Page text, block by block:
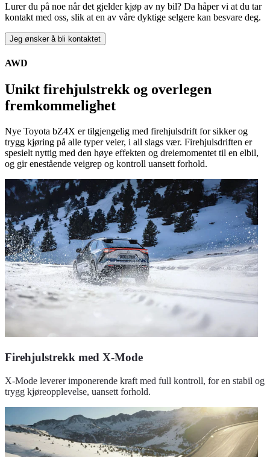
Lurer du på noe når det gjelder kjøp av ny bil? Da håper vi at du tar
kontakt med oss, slik at en av våre dyktige selgere kan besvare deg.
Jeg ønsker å bli kontaktet
AWD
Unikt firehjulstrekk og overlegen
fremkommelighet
Nye Toyota bZ4X er tilgjengelig med firehjulsdrift for sikker og
trygg kjøring på alle typer veier, i all slags vær. Firehjulsdriften er
spesielt nyttig med den høye effekten og dreiemomentet til en elbil,
og gir enestående veigrep og kontroll uansett forhold.
Firehjulstrekk med X-Mode
X-Mode leverer imponerende kraft med full kontroll, for en stabil og
trygg kjøreopplevelse, uansett forhold.